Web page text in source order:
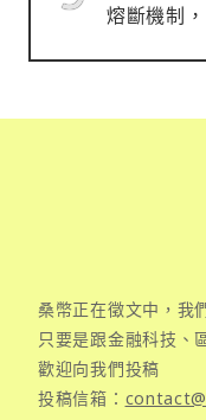
熔斷機制
桑幣正在徵文中，我
只要是跟金融科技、
歡迎向我們投稿
投稿信箱：